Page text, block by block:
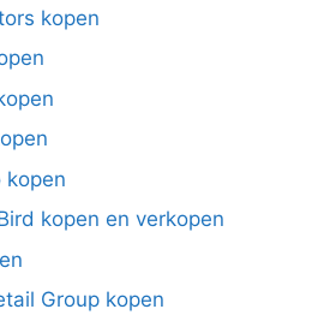
kopen
kopen
kopen en verkopen
Group kopen